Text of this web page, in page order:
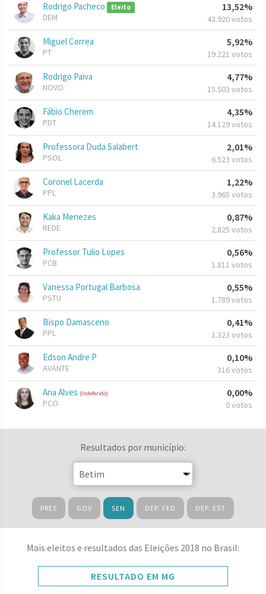
Rodrigo Pacheco Eleito
DEM
13,52%
43.920 votos
Miguel Correa
PT
5,92%
19.221 votos
Rodrigo Paiva
NOVO
4,77%
15.503 votos
Fábio Cherem
PDT
4,35%
14.129 votos
Professora Duda Salabert
PSOL
2,01%
6.523 votos
Coronel Lacerda
PPL
1,22%
3.965 votos
Kaka Menezes
REDE
0,87%
2.825 votos
Professor Tulio Lopes
PCB
0,56%
1.811 votos
Vanessa Portugal Barbosa
PSTU
0,55%
1.789 votos
Bispo Damasceno
PPL
0,41%
1.323 votos
Edson Andre P
AVANTE
0,10%
316 votos
Ana Alves (Indeferido)
PCO
0,00%
0 votos
Resultados por município:
PRES GOV SEN DEP. FED DEP. EST
Mais eleitos e resultados das Eleições 2018 no Brasil:
RESULTADO EM MG